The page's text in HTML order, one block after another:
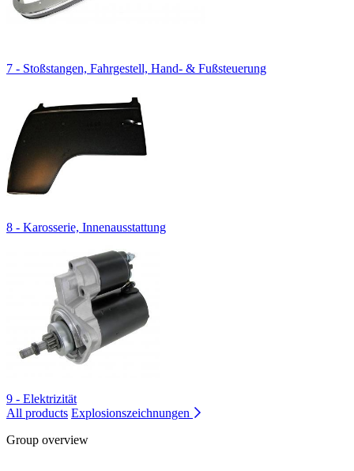
7 - Stoßstangen, Fahrgestell, Hand- & Fußsteuerung
8 - Karosserie, Innenausstattung
9 - Elektrizität
All products Explosionszeichnungen
Group overview